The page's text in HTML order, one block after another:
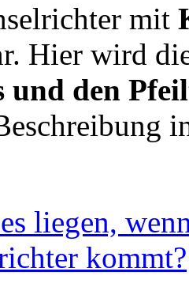
mit
Hier wird
und den
liegen,
kommt?